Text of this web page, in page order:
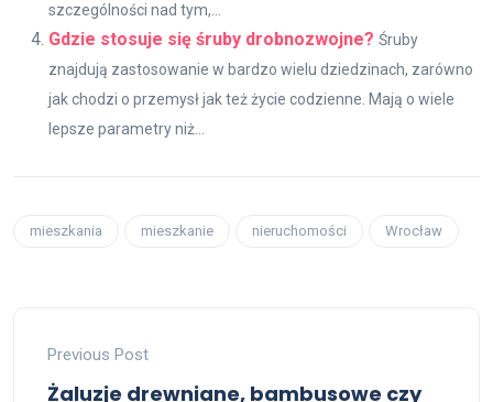
szczególności nad tym,...
Gdzie stosuje się śruby drobnozwojne? Śruby
znajdują zastosowanie w bardzo wielu dziedzinach, zarówno
jak chodzi o przemysł jak też życie codzienne. Mają o wiele
lepsze parametry niż...
mieszkania mieszkanie nieruchomości Wrocław
Previous Post
Żaluzje drewniane, bambusowe czy